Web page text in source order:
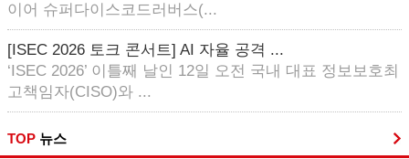
이어 슈퍼다이스코드러버스(...
[ISEC 2026 토크 콘서트] AI 자율 공격 ...
‘ISEC 2026’ 이틀째 날인 12일 오전 국내 대표 정보보호최
고책임자(CISO)와 ...
TOP 뉴스